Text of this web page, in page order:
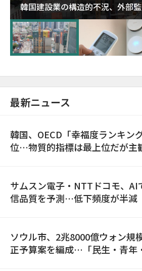
韓国建設業の構造的不況、外部
超が「ゾンビ企業」に…5年で
最新ニュース
韓国、OECD「幸福度ランキン
位…物質的指標は最上位だが主
サムスン電子・NTTドコモ、AI
信品質を予測…低下頻度が半減
ソウル市、2兆8000億ウォン規
正予算案を編成…「民生・青年